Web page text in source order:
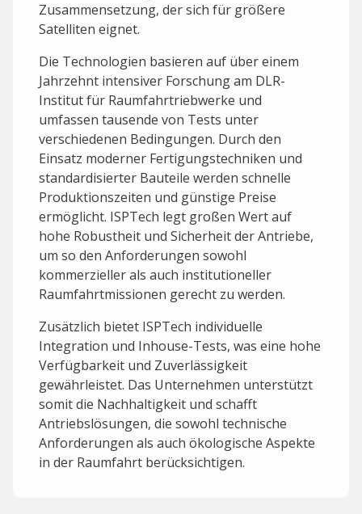
Zusammensetzung, der sich für größere
Satelliten eignet.
Die Technologien basieren auf über einem
Jahrzehnt intensiver Forschung am DLR-
Institut für Raumfahrtriebwerke und
umfassen tausende von Tests unter
verschiedenen Bedingungen. Durch den
Einsatz moderner Fertigungstechniken und
standardisierter Bauteile werden schnelle
Produktionszeiten und günstige Preise
ermöglicht. ISPTech legt großen Wert auf
hohe Robustheit und Sicherheit der Antriebe,
um so den Anforderungen sowohl
kommerzieller als auch institutioneller
Raumfahrtmissionen gerecht zu werden.
Zusätzlich bietet ISPTech individuelle
Integration und Inhouse-Tests, was eine hohe
Verfügbarkeit und Zuverlässigkeit
gewährleistet. Das Unternehmen unterstützt
somit die Nachhaltigkeit und schafft
Antriebslösungen, die sowohl technische
Anforderungen als auch ökologische Aspekte
in der Raumfahrt berücksichtigen.